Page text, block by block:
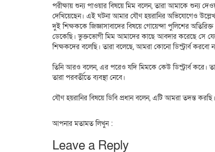
পরীক্ষায় শুন্য পাওয়ার বিষয়ে মিম বলেন, তারা আমাকে শুন্য
দেখিয়েছেন। এই ঘটনা আমার যৌণ হয়রানির অভিযোগেও
দুই শিক্ষককে জিজ্ঞাসাবাদের বিষয়ে গোয়েন্দা পুলিশের
ডেকেছি। ভুক্তভোগী মিম আমাদের কাছে আবদার করেছে সে
শিক্ষকদের বলেছি। তারা বলেছে, আমরা কোনো ডিস্ট্রার্ব করবো
তিনি আরও বলেন, এর পরেও যদি মিমকে কেউ ডিস্ট্রার্ব করে।
তারা পরবর্তীতে ব্যবস্থা নেবে।
যৌণ হয়রানির বিষয়ে ডিবি প্রধান বলেন, এটি আমরা তদন্ত
আপনার মতামত লিখুন :
Leave a Reply